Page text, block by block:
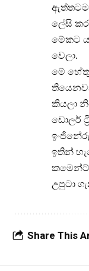
ඇත්තටම
ලේසි
මේකට
වෙලා.
මේ
කියලා
ඩොලර්
ඉතින්
උපුටා
Share This